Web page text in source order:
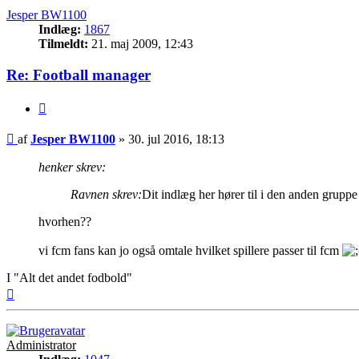
Jesper BW1100
Indlæg: 1867
Tilmeldt: 21. maj 2009, 12:43
Re: Football manager
Indlæg
afJesper BW1100 » 30. jul 2016, 18:13
henker skrev:
Ravnen skrev:Dit indlæg her hører til i den anden
hvorhen??
vi fcm fans kan jo også omtale hvilket spillere passer til fcm
I "Alt det andet fodbold"
Administrator